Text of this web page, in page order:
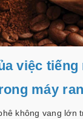
việc tiếng
máy
không vang lớn